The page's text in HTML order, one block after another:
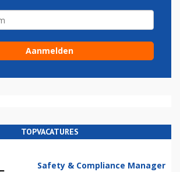
TOPVACATURES
Safety & Compliance Manager